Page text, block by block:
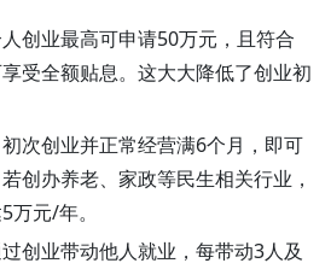
人创业最高可申请50万元，且符合
受全额贴息。这大大降低了创业初
初次创业并正常经营满6个月，即可
创办养老、家政等民生相关行业，
元/年。
过创业带动他人就业，每带动3人及